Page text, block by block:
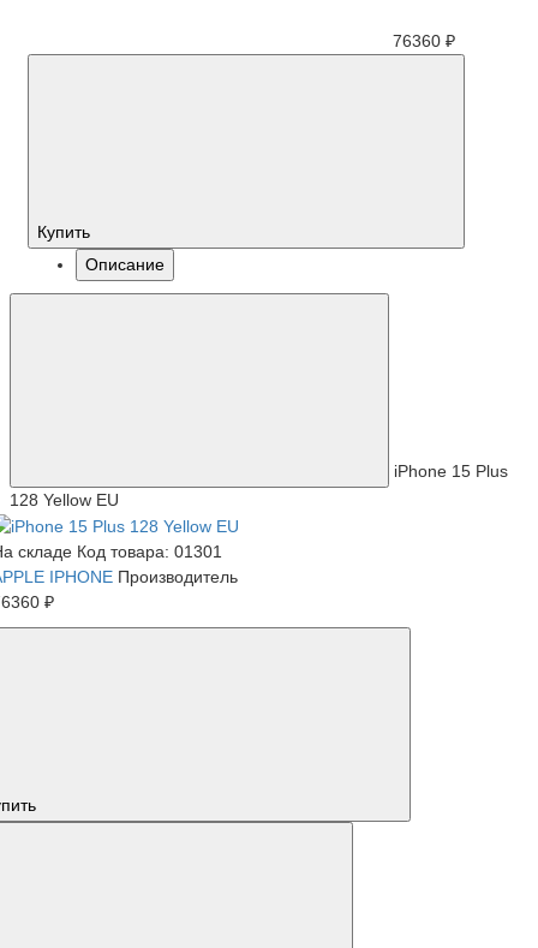
76360 ₽
Купить
Описание
iPhone 15 Plus
128 Yellow EU
складе Код товара: 01301
IPHONE Производитель
₽